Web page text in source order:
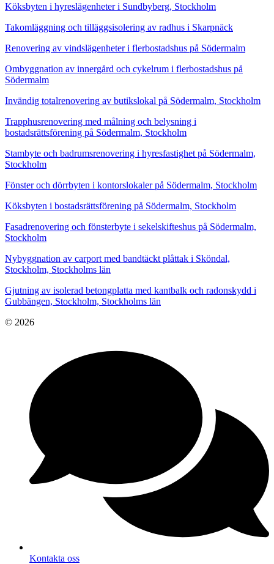
Köksbyten i hyreslägenheter i Sundbyberg, Stockholm
Takomläggning och tilläggsisolering av radhus i Skarpnäck
Renovering av vindslägenheter i flerbostadshus på Södermalm
Ombyggnation av innergård och cykelrum i flerbostadshus på
Södermalm
Invändig totalrenovering av butikslokal på Södermalm, Stockholm
Trapphusrenovering med målning och belysning i
bostadsrättsförening på Södermalm, Stockholm
Stambyte och badrumsrenovering i hyresfastighet på Södermalm,
Stockholm
Fönster och dörrbyten i kontorslokaler på Södermalm, Stockholm
Köksbyten i bostadsrättsförening på Södermalm, Stockholm
Fasadrenovering och fönsterbyte i sekelskifteshus på Södermalm,
Stockholm
Nybyggnation av carport med bandtäckt plåttak i Sköndal,
Stockholm, Stockholms län
Gjutning av isolerad betongplatta med kantbalk och radonskydd i
Gubbängen, Stockholm, Stockholms län
© 2026
Kontakta oss